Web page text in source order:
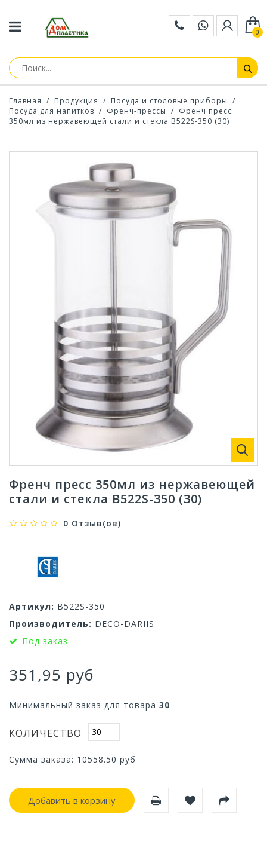
0
Главная / Продукция / Посуда и столовые приборы /
Посуда для напитков / Френч-прессы / Френч пресс
350мл из нержавеющей стали и стекла B522S-350 (30)
Френч пресс 350мл из нержавеющей
стали и стекла B522S-350 (30)
0 Отзыв(ов)
Артикул: B522S-350
Производитель: DECO-DARIIS
Под заказ
351,95 руб
Минимальный заказ для товара 30
КОЛИЧЕСТВО
Сумма заказа: 10558.50 руб
Добавить в корзину